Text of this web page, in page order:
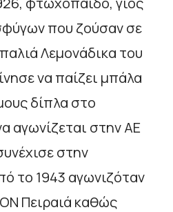
που ζούσαν σε
Λεµονάδικα του
να παίζει µπάλα
δίπλα στο
αγωνίζεται στην ΑΕ
στην
το 1943 αγωνιζόταν
Πειραιά καθώς